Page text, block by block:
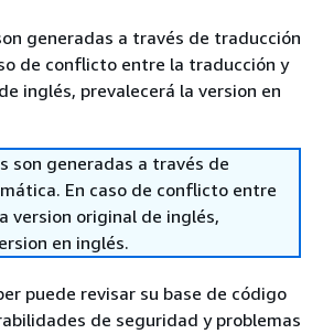
generadas a través de traducción
de conflicto entre la traducción y
inglés, prevalecerá la version en
son generadas a través de
En caso de conflicto entre
version original de inglés,
en inglés.
puede revisar su base de código
de seguridad y problemas